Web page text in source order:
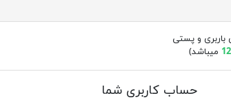
و پستی
میباشد)
حساب کاربری شما